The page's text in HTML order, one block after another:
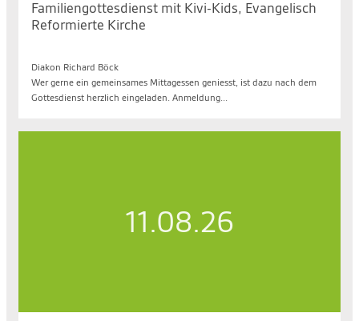
Familiengottesdienst mit Kivi-Kids, Evangelisch
Reformierte Kirche
Diakon Richard Böck
Wer gerne ein gemeinsames Mittagessen geniesst, ist dazu nach dem
Gottesdienst herzlich eingeladen. Anmeldung...
11.08.26